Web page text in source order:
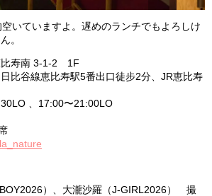
空いていますよ。遅めのランチでもよろしけ
。
比寿南 3-1-2 1F
比谷線恵比寿駅5番出口徒步2分、JR恵比寿
、17:00〜21:00LO
）、大瀧沙羅（J-GIRL2026） 撮